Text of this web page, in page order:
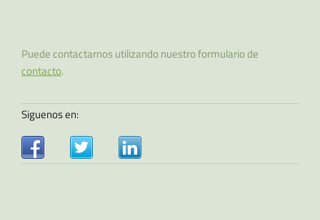
Puede contactarnos utilizando nuestro formulario de
contacto.
Siguenos en: